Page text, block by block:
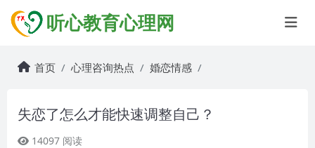
听心教育心理网
首页 心理咨询热点 婚恋情感
失恋了怎么才能快速调整自己？
14097 阅读